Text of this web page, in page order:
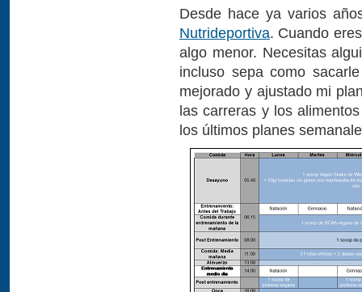
Desde hace ya varios
Nutrideportiva. Cuando
algo menor. Necesitas
incluso sepa como
mejorado y ajustado mi
las carreras y los
los últimos planes